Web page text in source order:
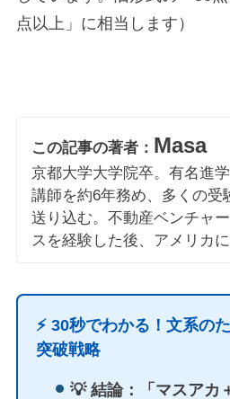
点以上」に相当します）
この記事の著者： Masa
京都大学大学院卒。有名進
講師を約6年務め、多くの受
送り込む。不動産ベンチャ
スを経験した後、アメリカに
⚡️ 30秒でわかる！文系の
突破戦略
💡 結論：「マスアカ